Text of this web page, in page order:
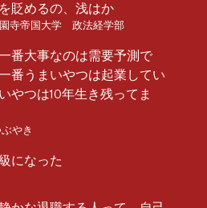
貶めるの、浅はか
寺帝国大学 政法経学部
番大事なのは需要予測で
番うまいやつは起業してい
やつは10年生き残ってま
やき
になった